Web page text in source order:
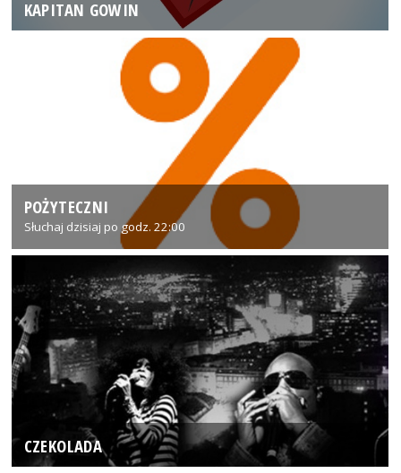
KAPITAN GOWIN
POŻYTECZNI
Słuchaj dzisiaj po godz. 22:00
CZEKOLADA